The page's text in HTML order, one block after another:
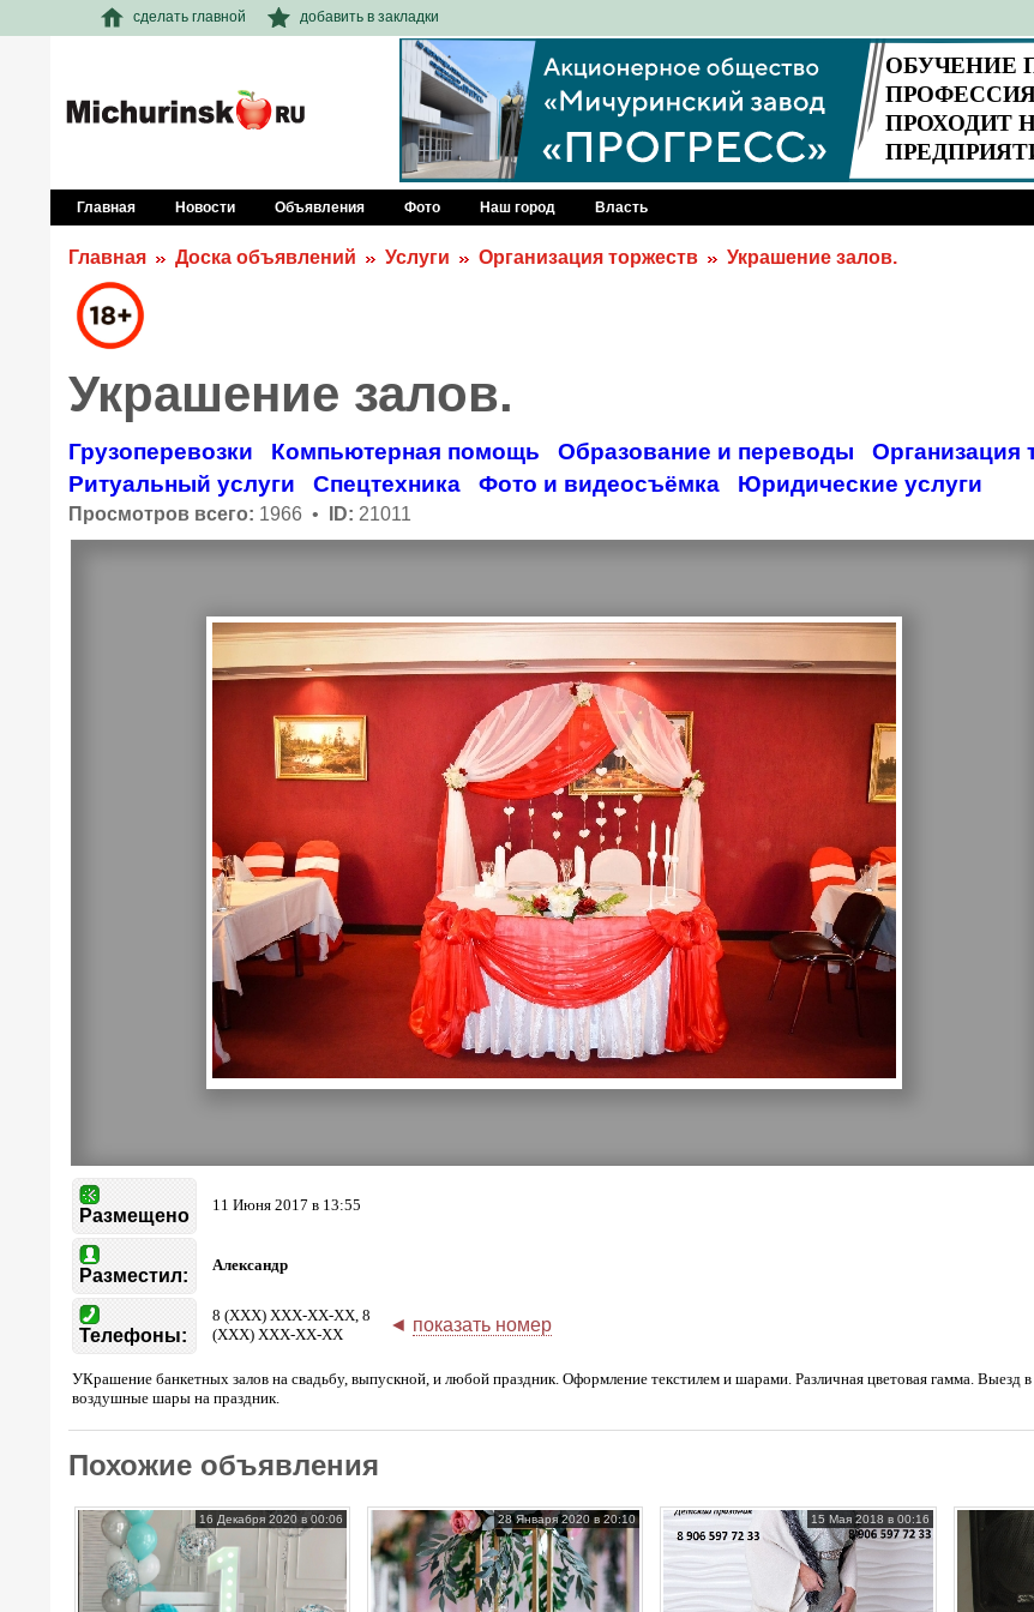
сделать главной добавить в закладки
Главная Новости Объявления Фото Наш город Власть
Главная Доска объявлений Услуги Организация торжеств Украшение залов.
Украшение залов.
Грузоперевозки Компьютерная помощь Образование и переводы
Организация
Ритуальный услуги
Спецтехника Фото и видеосъёмка Юридические услуги
Просмотров всего: 1966 • ID: 21011
Размещено
11 Июня 2017 в 13:55
Разместил:
Александр
Телефоны:
8 (XXX) XXX-XX-XX, 8
(XXX) XXX-XX-XX
◄ показать номер
УКрашение банкетных залов на свадьбу, выпускной, и любой праздник. Оформление текстилем и шарами. Различная цветовая гамма. Выезд в
воздушные шары на праздник.
Похожие объявления
16 Декабря 2020 в 00:06 28 Января 2020 в 20:10 15 Мая 2018 в 00:16